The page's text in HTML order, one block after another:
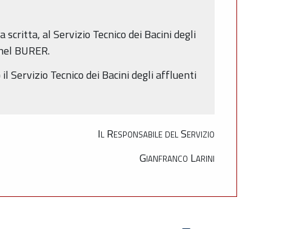
al Servizio Tecnico dei Bacini degli
BURER.
Servizio Tecnico dei Bacini degli affluenti
Il Responsabile del Servizio
Gianfranco Larini